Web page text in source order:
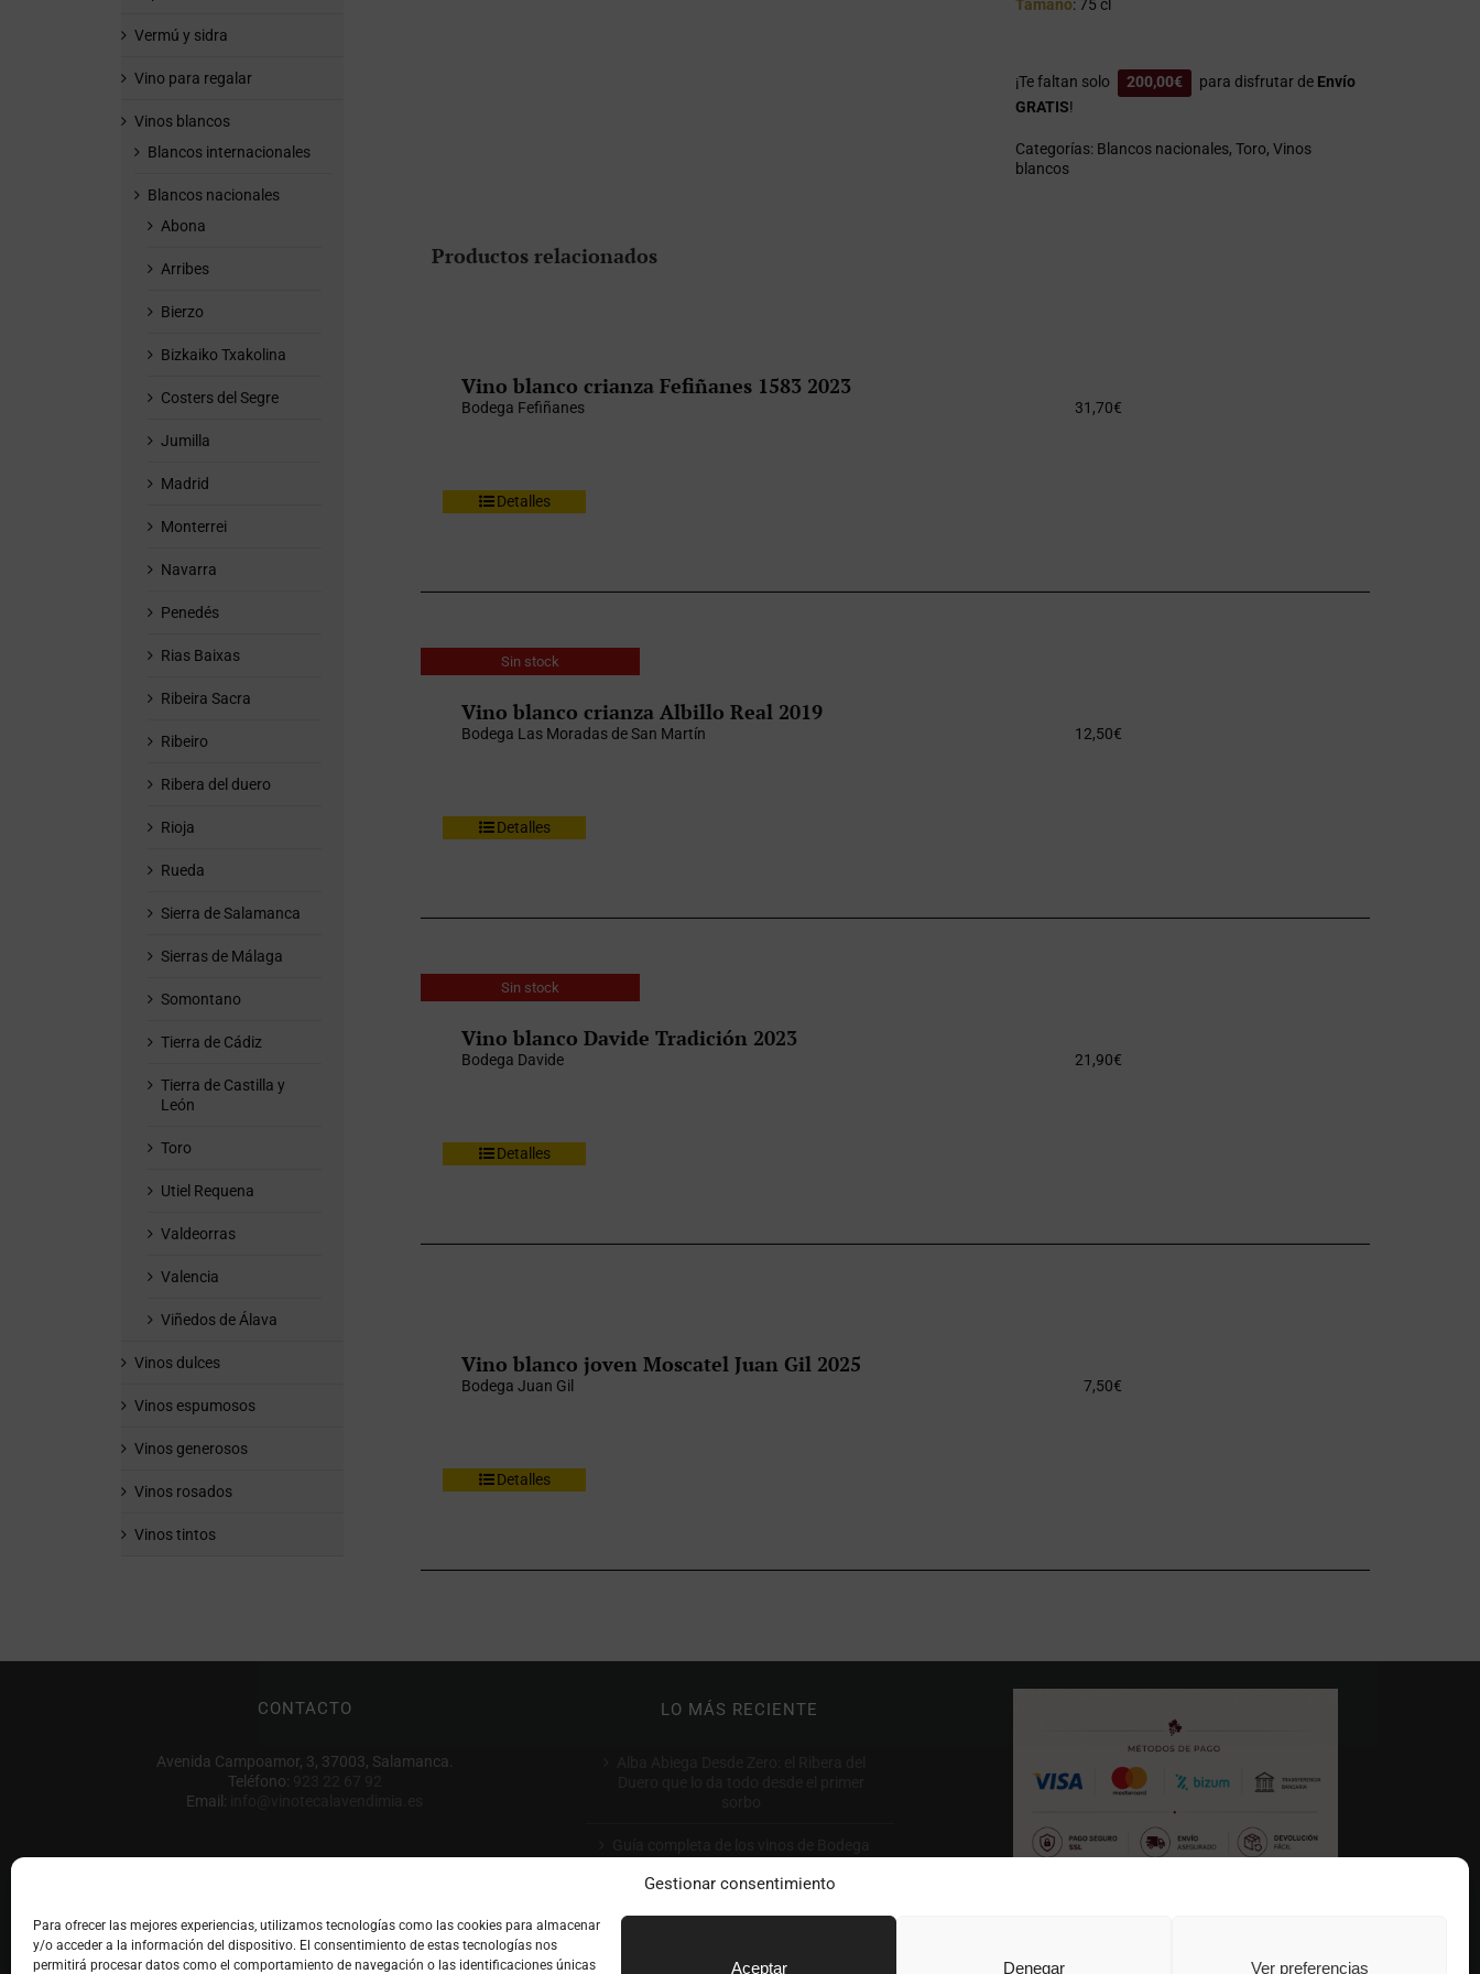
Gestionar consentimiento
Para ofrecer las mejores experiencias, utilizamos tecnologías como las cookies para almacenar
y/o acceder a la información del dispositivo. El consentimiento de estas tecnologías nos
permitirá procesar datos como el comportamiento de navegación o las identificaciones únicas
Aceptar Denegar Ver preferencias
Tamaño: 75 cl
¡Te faltan solo 200,00€ para disfrutar de Envío
GRATIS!
Categorías: Blancos nacionales,Toro,Vinos
blancos
Productos relacionados
Vino blanco crianza Fefiñanes 1583 2023
Bodega Fefiñanes 31,70€
Detalles
Sin stock
Vino blanco crianza Albillo Real 2019
Bodega Las Moradas de San Martín 12,50€
Detalles
Sin stock
Vino blanco Davide Tradición 2023
Bodega Davide 21,90€
Detalles
Vino blanco joven Moscatel Juan Gil 2025
Bodega Juan Gil 7,50€
Detalles
Vermú y sidra
Vino para regalar
Vinos blancos
Blancos internacionales
Blancos nacionales
Abona
Arribes
Bierzo
Bizkaiko Txakolina
Costers del Segre
Jumilla
Madrid
Monterrei
Navarra
Penedés
Rias Baixas
Ribeira Sacra
Ribeiro
Ribera del duero
Rioja
Rueda
Sierra de Salamanca
Sierras de Málaga
Somontano
Tierra de Cádiz
Tierra de Castilla y
León
Toro
Utiel Requena
Valdeorras
Valencia
Viñedos de Álava
Vinos dulces
Vinos espumosos
Vinos generosos
Vinos rosados
Vinos tintos
CONTACTO
Avenida Campoamor, 3, 37003, Salamanca.
Teléfono:
Email:
LO MÁS RECIENTE